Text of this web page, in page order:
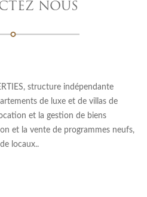
NOUS
structure indépendante
de luxe et de villas de
et la gestion de biens
et la vente de programmes neufs,
locaux..